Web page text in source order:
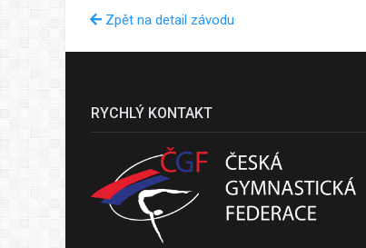
Zpět na detail závodu
RYCHLÝ KONTAKT